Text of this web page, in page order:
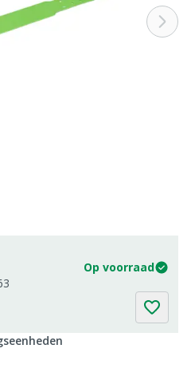
Op voorraad